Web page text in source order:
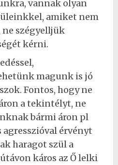
vannak olyan
amiket nem
szégyelljük
kérni.
magunk is jó
Fontos, hogy ne
a tekintélyt, ne
bármi áron pl
érvényt
haragot szül a
káros az Ő lelki